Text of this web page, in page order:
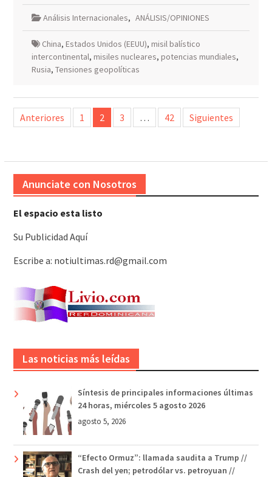
Análisis Internacionales, ANÁLISIS/OPINIONES
China, Estados Unidos (EEUU), misil balístico
intercontinental, misiles nucleares, potencias mundiales,
Rusia, Tensiones geopolíticas
Paginación
deAnteriores 1 2 3 … 42 Siguientes
Anunciate con Nosotros
El espacio esta listo
Su Publicidad Aquí
Escribe a: notiultimas.rd@gmail.com
Las noticias más leídas
Síntesis de principales informaciones últimas
24 horas, miércoles 5 agosto 2026
agosto 5, 2026
“Efecto Ormuz”: llamada saudita a Trump //
Crash del yen; petrodólar vs. petroyuan //